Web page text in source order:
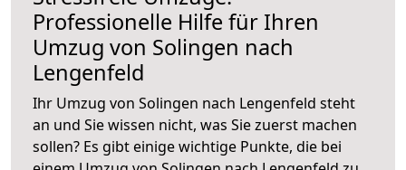
Professionelle Hilfe für Ihren
Umzug von Solingen nach
Lengenfeld
Ihr Umzug von Solingen nach Lengenfeld steht
an und Sie wissen nicht, was Sie zuerst machen
sollen? Es gibt einige wichtige Punkte, die bei